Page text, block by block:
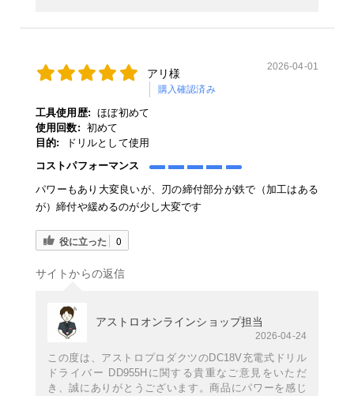
アリ様
購入確認済み
2026-04-01
工具使用歴: ほぼ初めて
使用回数: 初めて
目的:
ドリルとして使用
コストパフォーマンス
パワーもあり大変良いが、刃の締付部分が鉄で（加工はある
が）締付や緩めるのが少し大変です
役に立った 0
サイトからの返信
アストロオンラインショップ担当
2026-04-24
この度は、アストロプロダクツのDC18V充電式ドリル
ドライバー DD955Hに関する貴重なご意見をいただ
き、誠にありがとうございます。商品にパワーを感じ